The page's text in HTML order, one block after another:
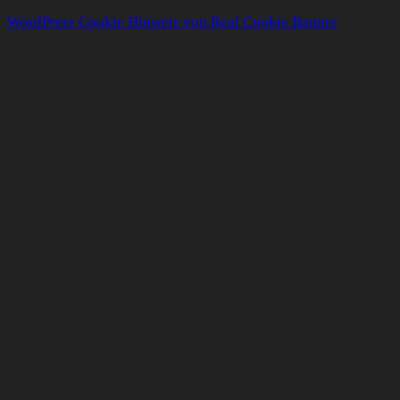
WordPress Cookie Hinweis von Real Cookie Banner